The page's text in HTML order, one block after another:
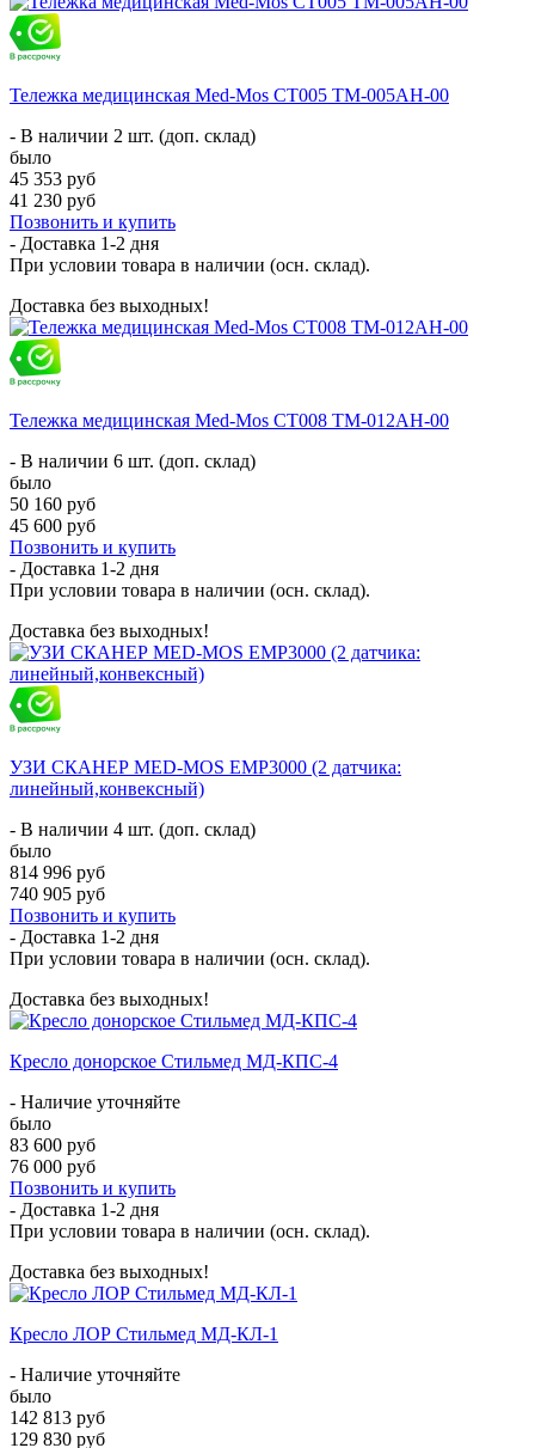
Тележка медицинская Med-Mos СТ005 ТМ-005АН-00
- В наличии 2 шт. (доп. склад)
было
45 353 руб
41 230 руб
Позвонить и купить
- Доставка 1-2 дня
При условии товара в наличии (осн. склад).
Доставка без выходных!
Тележка медицинская Med-Mos СТ008 ТМ-012АН-00
- В наличии 6 шт. (доп. склад)
было
50 160 руб
45 600 руб
Позвонить и купить
- Доставка 1-2 дня
При условии товара в наличии (осн. склад).
Доставка без выходных!
УЗИ СКАНЕР MED-MOS ЕМР3000 (2 датчика:
линейный,конвексный)
- В наличии 4 шт. (доп. склад)
было
814 996 руб
740 905 руб
Позвонить и купить
- Доставка 1-2 дня
При условии товара в наличии (осн. склад).
Доставка без выходных!
Кресло донорское Стильмед МД-КПС-4
- Наличие уточняйте
было
83 600 руб
76 000 руб
Позвонить и купить
- Доставка 1-2 дня
При условии товара в наличии (осн. склад).
Доставка без выходных!
Кресло ЛОР Стильмед МД-КЛ-1
- Наличие уточняйте
было
142 813 руб
129 830 руб